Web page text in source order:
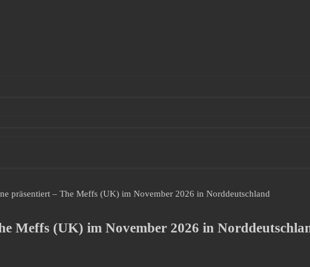
präsentiert – The Meffs (UK) im November 2026 in Norddeutschland
Meffs (UK) im November 2026 in